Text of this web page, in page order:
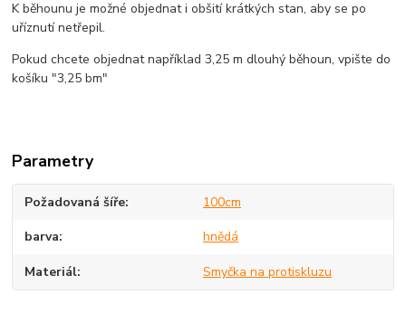
K běhounu je možné objednat i obšití krátkých stan, aby se po
uříznutí netřepil.
Pokud chcete objednat například 3,25 m dlouhý běhoun, vpište do
košíku "3,25 bm"
Parametry
Požadovaná šíře 100cm
barva hnědá
Materiál Smyčka na protiskluzu